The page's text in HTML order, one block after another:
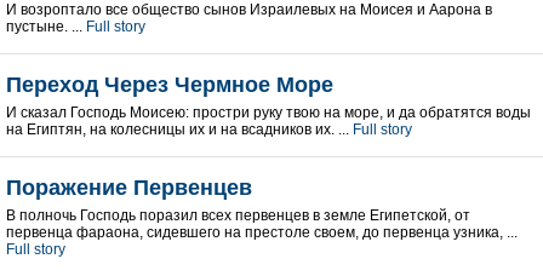
И возроптало все общество сынов Израилевых на Моисея и Аарона в
пустыне. ... Full story
Переход Через Чермное Море
И сказал Господь Моисею: простри руку твою на море, и да обратятся воды
на Египтян, на колесницы их и на всадников их. ... Full story
Поражение Первенцев
В полночь Господь поразил всех первенцев в земле Египетской, от
первенца фараона, сидевшего на престоле своем, до первенца узника, ...
Full story